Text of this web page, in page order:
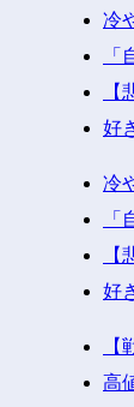
冷
好
冷
好
高